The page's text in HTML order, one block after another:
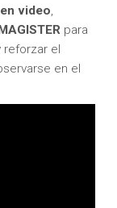
video,
para
reforzar el
en el